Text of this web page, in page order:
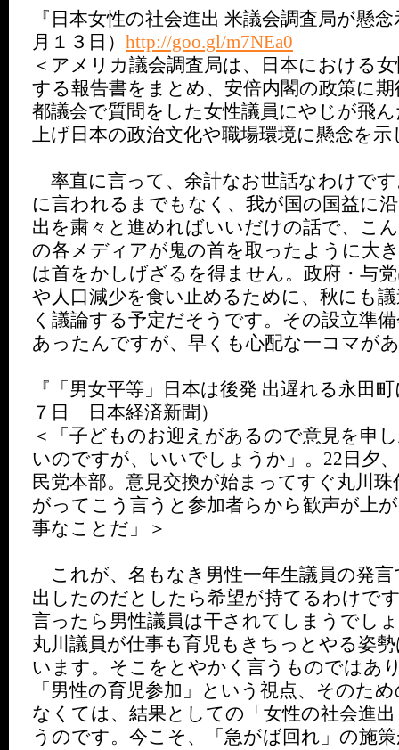
『日本女性の社会進出 米議会調査局が懸
月１３日） http://goo.gl/m7NEa0
＜アメリカ議会調査局は、日本における
する報告書をまとめ、安倍内閣の政策に
都議会で質問をした女性議員にやじが飛
上げ日本の政治文化や職場環境に懸念を
率直に言って、余計なお世話なわけで
に言われるまでもなく、我が国の国益に
出を粛々と進めればいいだけの話で、こ
の各メディアが鬼の首を取ったように大
は首をかしげざるを得ません。政府・与
や人口減少を食い止めるために、秋にも
く議論する予定だそうです。その設立準
あったんですが、早くも心配な一コマが
『「男女平等」日本は後発 出遅れる永田
７日 日本経済新聞）
＜「子どものお迎えがあるので意見を申
いのですが、いいでしょうか」。22日夕
民党本部。意見交換が始まってすぐ丸川
がってこう言うと参加者らから歓声が上
事なことだ」＞
これが、名もなき男性一年生議員の発言
出したのだとしたら希望が持てるわけで
言ったら男性議員は干されてしまうでし
丸川議員が仕事も育児もきちっとやる姿
います。そこをとやかく言うものではあ
「男性の育児参加」という視点、そのた
なくては、結果としての「女性の社会進
うのです。今こそ、「急がば回れ」の施